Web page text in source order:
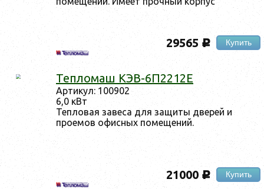
29565 c Купить
Тепломаш КЭВ-6П2212Е
Артикул: 100902
6,0 кВт
Тепловая завеса для защиты дверей и
проемов офисных помещений.
21000c Купить